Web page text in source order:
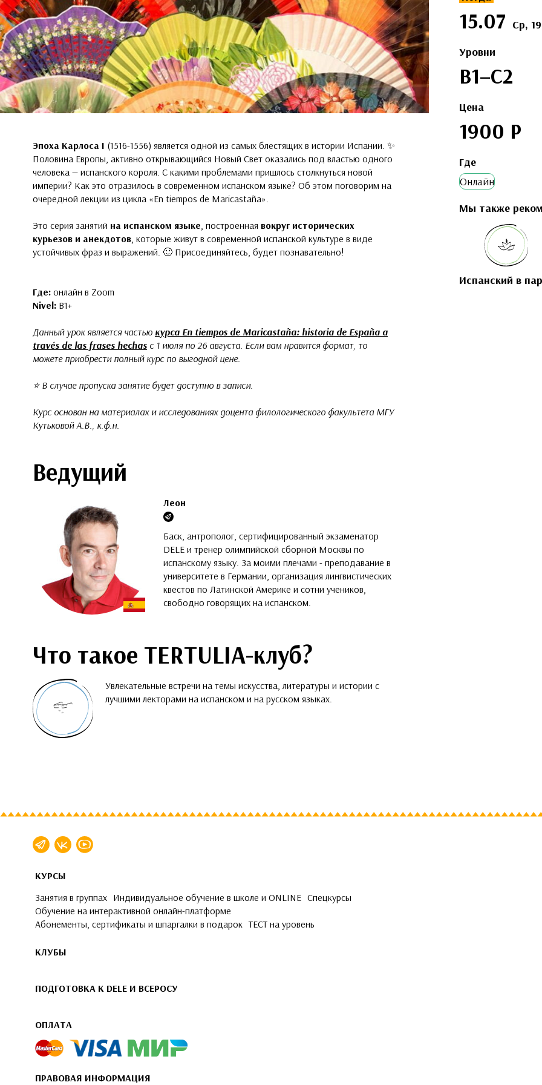
Эпоха Карлоса I (1516-1556) является одной из самых блестящих в истории Испании. ✨
Половина Европы, активно открывающийся Новый Свет оказались под властью одного
человека — испанского короля. С какими проблемами пришлось столкнуться новой
империи? Как это отразилось в современном испанском языке? Об этом поговорим на
очередной лекции из цикла «En tiempos de Maricastaña».
Это серия занятий на испанском языке, построенная вокруг исторических
курьезов и анекдотов, которые живут в современной испанской культуре в виде
устойчивых фраз и выражений. 🙂 Присоединяйтесь, будет познавательно!
Где: онлайн в Zoom
Nivel: В1+
Данный урок является частью курса En tiempos de Maricastaña: historia de España a
través de las frases hechas с 1 июля по 26 августа. Если вам нравится формат, то
можете приобрести полный курс по выгодной цене.
⭐️ В случае пропуска занятие будет доступно в записи.
Курс основан на материалах и исследованиях доцента филологического факультета МГУ
Кутьковой А.В., к.ф.н.
Ведущий
Леон
Баск, антрополог, сертифицированный экзаменатор
DELE и тренер олимпийской сборной Москвы по
испанскому языку. За моими плечами - преподавание в
университете в Германии, организация лингвистических
квестов по Латинской Америке и сотни учеников,
свободно говорящих на испанском.
Что такое TERTULIA-клуб?
Увлекательные встречи на темы искусства, литературы и истории с
лучшими лекторами на испанском и на русском языках.
15.07 Ср,
Уровни
B1–С2
Цена
1900 Р
Где
Онлайн
Мы также
Иcпанский в
КУРСЫ
Занятия в группах Индивидуальное обучение в школе и ONLINE Спецкурсы
Обучение на интерактивной онлайн-платформе
Абонементы, сертификаты и шпаргалки в подарок ТЕСТ на уровень
КЛУБЫ
ПОДГОТОВКА К DELE И ВСЕРОСУ
ОПЛАТА
ПРАВОВАЯ ИНФОРМАЦИЯ